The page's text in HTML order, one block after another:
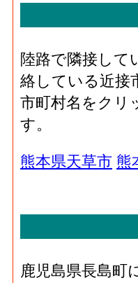
陸路で隣接して
絡している近接
市町村名をクリ
す。
熊本県天草市 熊
鹿児島県長島町